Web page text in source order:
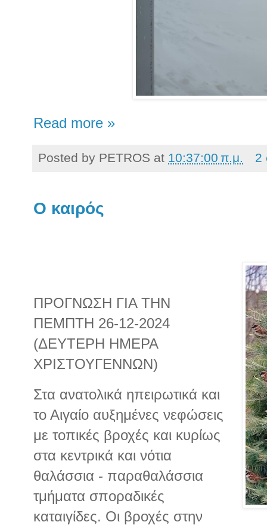
Read more »
Posted by PETROS at 10:37:00 π.μ. 2
Ο καιρός
ΠΡΟΓΝΩΣΗ ΓΙΑ ΤΗΝ
ΠΕΜΠΤΗ 26-12-2024
(ΔΕΥΤΕΡΗ ΗΜΕΡΑ
ΧΡΙΣΤΟΥΓΕΝΝΩΝ)
Στα ανατολικά ηπειρωτικά και
το Αιγαίο αυξημένες νεφώσεις
με τοπικές βροχές και κυρίως
στα κεντρικά και νότια
θαλάσσια - παραθαλάσσια
τμήματα σποραδικές
καταιγίδες. Οι βροχές στην